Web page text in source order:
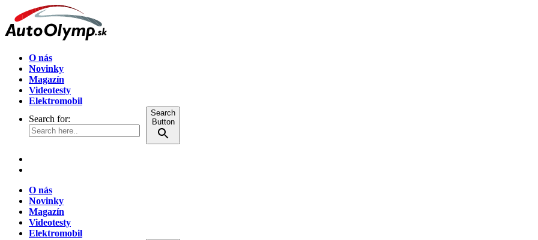
O nás
Novinky
Magazín
Videotesty
Elektromobil
Search for:
Search
Button
O nás
Novinky
Magazín
Videotesty
Elektromobil